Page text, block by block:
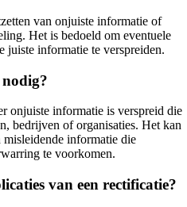
van onjuiste informatie of
Het is bedoeld om eventuele
juiste informatie te verspreiden.
nodig?
onjuiste informatie is verspreid die
bedrijven of organisaties. Het kan
informatie die
te voorkomen.
van een rectificatie?